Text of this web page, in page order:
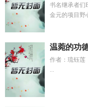
书名继承者们
金元的项目野
温菀的功
作者：琉钰莲
...